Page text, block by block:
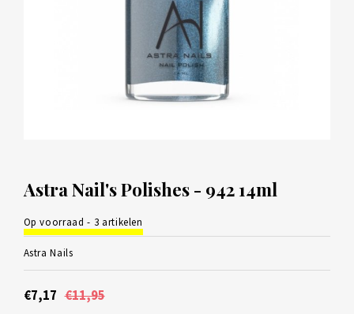
Astra Nail's Polishes - 942 14ml
Op voorraad - 3 artikelen
Astra Nails
€7,17 €11,95